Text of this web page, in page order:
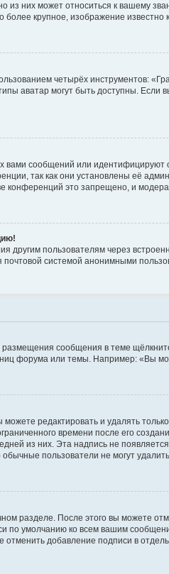
них может относиться к вашему
крупное, изображение известно
четырёх инструментов:
аватар могут быть доступны.
сообщений или
так как они установлены её
конференций это запрещено, и
другим пользователям через
почтовой системой анонимными
сообщения в теме
форума или темы. Например: «Вы
редактировать и удалять
времени после его
из них. Эта надпись не
пользователи не могут
разделе. После этого вы можете
по умолчанию ко всем вашим
добавление подписи в